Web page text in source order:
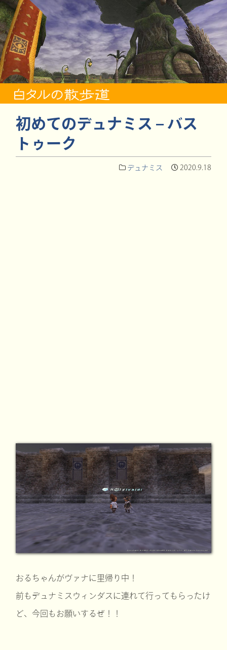
初めてのデュナミス – バス
トゥーク
デュナミス 2020.9.18
おるちゃんがヴァナに里帰り中！
前もデュナミスウィンダスに連れて行ってもらったけ
ど、今回もお願いするぜ！！